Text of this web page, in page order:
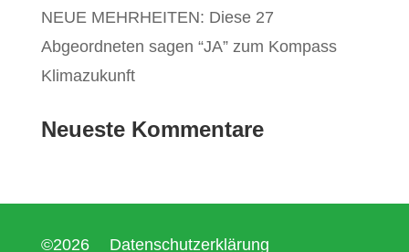
NEUE MEHRHEITEN: Diese 27
Abgeordneten sagen “JA” zum Kompass
Klimazukunft
Neueste Kommentare
©2026 Datenschutzerklärung